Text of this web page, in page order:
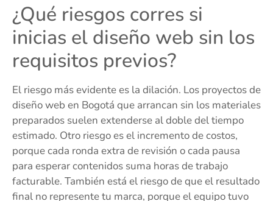
¿Qué riesgos corres si
inicias el diseño web sin los
requisitos previos?
El riesgo más evidente es la dilación. Los proyectos de
diseño web en Bogotá que arrancan sin los materiales
preparados suelen extenderse al doble del tiempo
estimado. Otro riesgo es el incremento de costos,
porque cada ronda extra de revisión o cada pausa
para esperar contenidos suma horas de trabajo
facturable. También está el riesgo de que el resultado
final no represente tu marca, porque el equipo tuvo